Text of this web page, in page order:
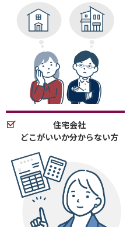
住宅会社
どこがいいか分からない方